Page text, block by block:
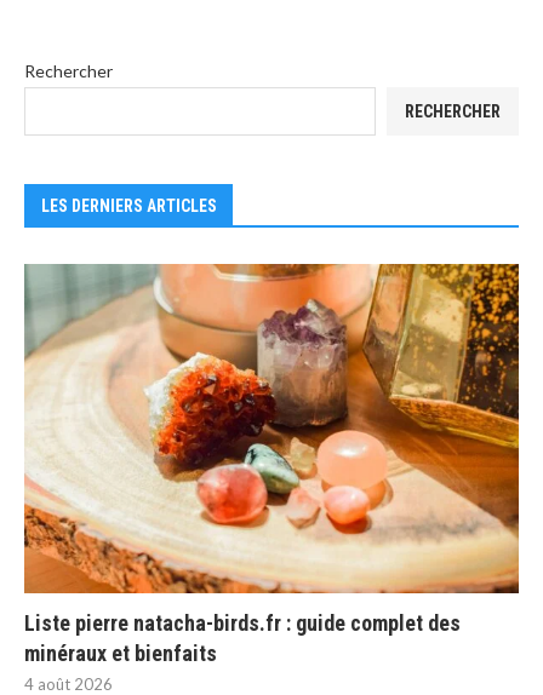
Rechercher
RECHERCHER
LES DERNIERS ARTICLES
Liste pierre natacha-birds.fr : guide complet des
minéraux et bienfaits
4 août 2026